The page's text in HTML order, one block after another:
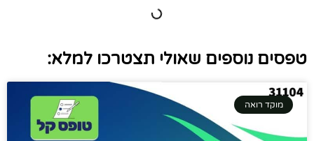
טפסים נוספים שאולי תצטרכו למלא:
מוקד רואה